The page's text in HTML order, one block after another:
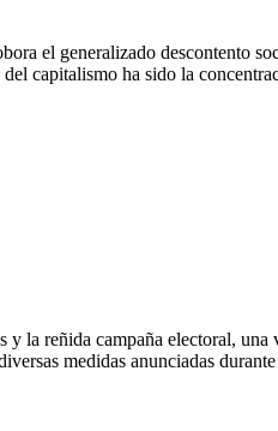
el generalizado descontento
capitalismo ha sido la
reñida campaña electoral,
medidas anunciadas